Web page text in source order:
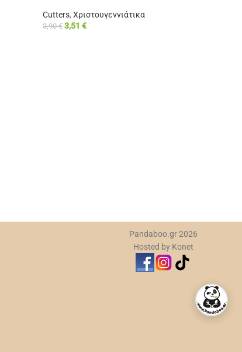
Cutters, Χριστουγεννιάτικα
3,90€ 3,51 €
Pandaboo.gr 2026
Hosted by Konet